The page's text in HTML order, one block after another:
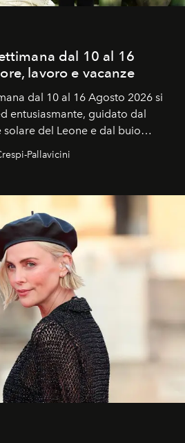
dal 10 al 16
lavoro e vacanze
dal 10 al 16 Agosto 2026 si
entusiasmante, guidato dal
del Leone e dal buio
in Leone del 12 agosto,
Perseidi.
Pallavicini